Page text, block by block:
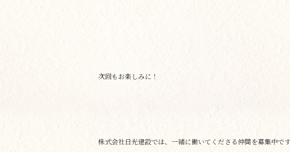
次回もお楽しみに！
株式会社日光建設では、一緒に働いてくださる仲間を募集中です